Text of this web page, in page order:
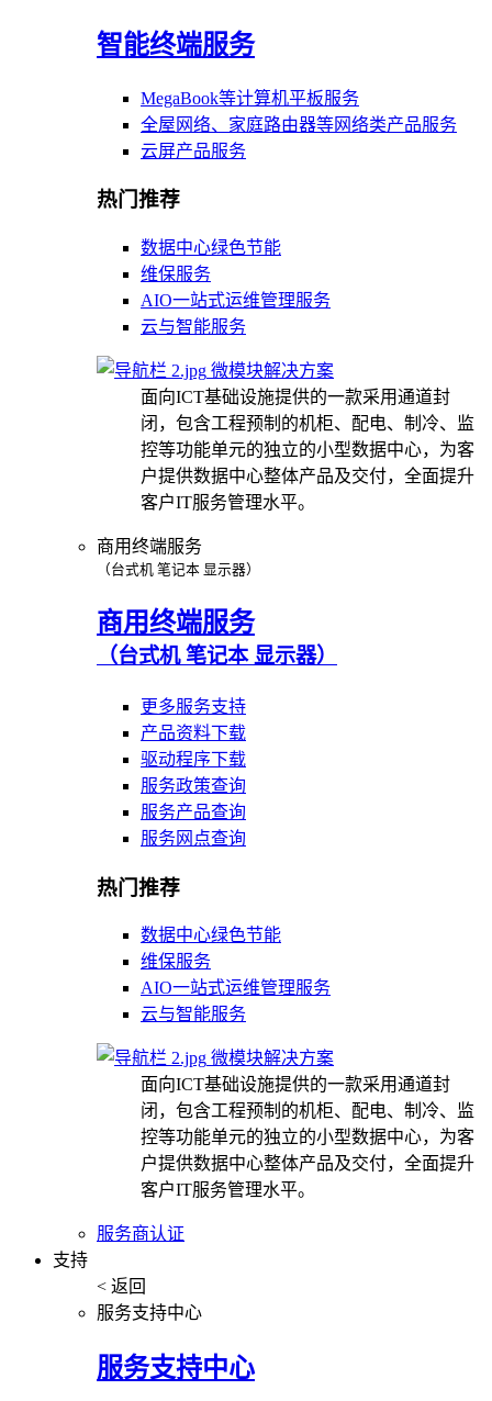
智能终端服务
MegaBook等计算机平板服务
全屋网络、家庭路由器等网络类产品服务
云屏产品服务
热门推荐
数据中心绿色节能
维保服务
AIO一站式运维管理服务
云与智能服务
微模块解决方案
面向ICT基础设施提供的一款采用通道封
闭，包含工程预制的机柜、配电、制冷、监
控等功能单元的独立的小型数据中心，为客
户提供数据中心整体产品及交付，全面提升
客户IT服务管理水平。
商用终端服务
（台式机 笔记本 显示器）
商用终端服务
（台式机 笔记本 显示器）
更多服务支持
产品资料下载
驱动程序下载
服务政策查询
服务产品查询
服务网点查询
热门推荐
数据中心绿色节能
维保服务
AIO一站式运维管理服务
云与智能服务
微模块解决方案
面向ICT基础设施提供的一款采用通道封
闭，包含工程预制的机柜、配电、制冷、监
控等功能单元的独立的小型数据中心，为客
户提供数据中心整体产品及交付，全面提升
客户IT服务管理水平。
服务商认证
支持
< 返回
服务支持中心
服务支持中心